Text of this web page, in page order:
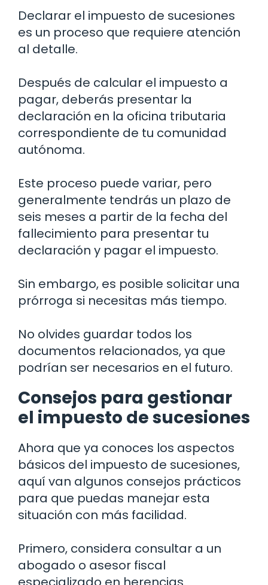
Declarar el impuesto de sucesiones
es un proceso que requiere atención
al detalle.
Después de calcular el impuesto a
pagar, deberás presentar la
declaración en la oficina tributaria
correspondiente de tu comunidad
autónoma.
Este proceso puede variar, pero
generalmente tendrás un plazo de
seis meses a partir de la fecha del
fallecimiento para presentar tu
declaración y pagar el impuesto.
Sin embargo, es posible solicitar una
prórroga si necesitas más tiempo.
No olvides guardar todos los
documentos relacionados, ya que
podrían ser necesarios en el futuro.
Consejos para gestionar
el impuesto de sucesiones
Ahora que ya conoces los aspectos
básicos del impuesto de sucesiones,
aquí van algunos consejos prácticos
para que puedas manejar esta
situación con más facilidad.
Primero, considera consultar a un
abogado o asesor fiscal